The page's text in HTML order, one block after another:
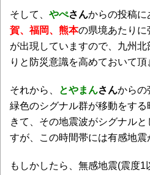
そして、 やぺさんからの投稿に
賀、福岡、 熊本の県境あたりに
が出現していますので、九州
りと防災意識を高めておいて頂
それから、 とやまんさんからの
緑色のシグナル群が移動をす
きて、その地震波がシグナル
すが、この時間帯には有感地震
もしかしたら、無感地震(震度